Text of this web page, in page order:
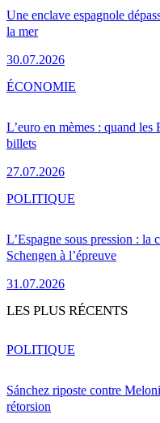
Une enclave espagnole
la mer
30.07.2026
L’euro en mèmes : quand
billets
27.07.2026
ÉCONOMIE
L’Espagne sous pression : la
Schengen à l’épreuve
31.07.2026
POLITIQUE
LES PLUS RÉCENTS
Sánchez riposte contre
rétorsion
POLITIQUE